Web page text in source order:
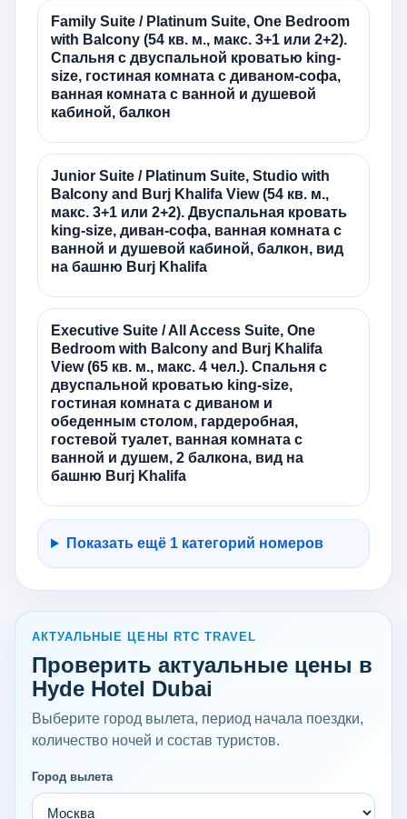
Family Suite / Platinum Suite, One Bedroom
with Balcony (54 кв. м., макс. 3+1 или 2+2).
Спальня с двуспальной кроватью king-
size, гостиная комната с диваном-софа,
ванная комната с ванной и душевой
кабиной, балкон
Junior Suite / Platinum Suite, Studio with
Balcony and Burj Khalifa View (54 кв. м.,
макс. 3+1 или 2+2). Двуспальная кровать
king-size, диван-софа, ванная комната с
ванной и душевой кабиной, балкон, вид
на башню Burj Khalifa
Executive Suite / All Access Suite, One
Bedroom with Balcony and Burj Khalifa
View (65 кв. м., макс. 4 чел.). Спальня с
двуспальной кроватью king-size,
гостиная комната с диваном и
обеденным столом, гардеробная,
гостевой туалет, ванная комната с
ванной и душем, 2 балкона, вид на
башню Burj Khalifa
Показать ещё 1 категорий номеров
АКТУАЛЬНЫЕ ЦЕНЫ RTC TRAVEL
Проверить актуальные цены в
Hyde Hotel Dubai
Выберите город вылета, период начала поездки,
количество ночей и состав туристов.
Город вылета